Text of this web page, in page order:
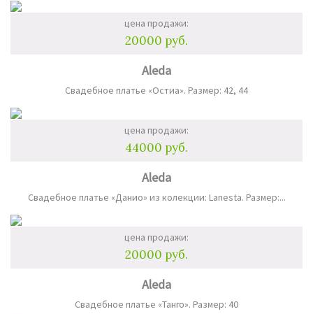
цена продажи:
20000 руб.
Aleda
Свадебное платье «Остиа». Размер: 42, 44
цена продажи:
44000 руб.
Aleda
Свадебное платье «Данио» из колекции: Lanesta. Размер:...
цена продажи:
20000 руб.
Aleda
Свадебное платье «Танго». Размер: 40